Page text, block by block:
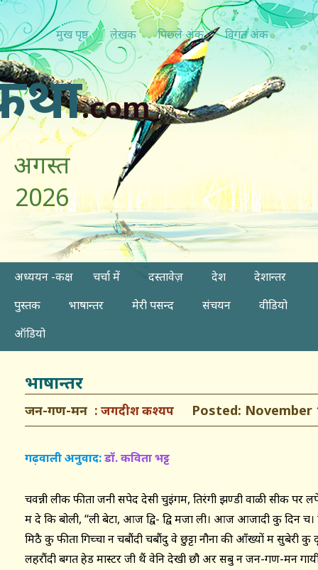
मुख पृष्ठ लेखक पिछ्ले अंक विगत अंक
.com
अगस्त
2026
अध्ययन -कक्ष चर्चा में दस्तावेज़ देश
देशान्तर
पुस्तक
भाषान्तर मेरी पसन्द संचयन
वीडियो
ऑडियो
भाषान्तर
जन-गण-मन जगदीश कश्यप Posted: November
गढ़वाली अनुवाद:डॉ. कविता भट्ट
चवन्नी लीक फीता जनी सपेद देसी चुइंगम, तिरंगी झण्डी वाळी सीक पर
म दे कि बोली, ‘‘ली बेटा, आज द्वि- द्वि मजा ली। आज आजादी कु दिन
मिठै कु फीता गिच्चा न चबौंदी चबौंदु वे छुट्टा नौना की आँख्यों म सुबेरी
लहरौंदी बगत हेड मास्टर जी थैं वेनि देखी छौ अर सबु न जन-गण-मन